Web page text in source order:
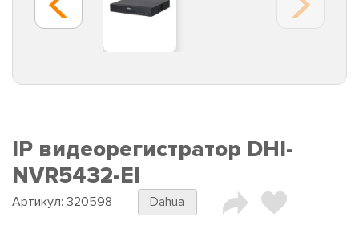
IP видеорегистратор DHI-
NVR5432-EI
Артикул: 320598 Dahua